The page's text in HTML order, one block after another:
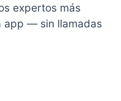
expertos más
app — sin llamadas